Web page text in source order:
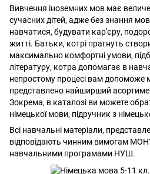
Вивчення іноземних мов має
сучасних дітей, адже без знання
навчатися, будувати кар'єру,
житті. Батьки, котрі прагнуть
максимально комфортні умови,
літературу, котра допомагає в
непростому процесі вам допоможе
представлено найширший
Зокрема, в каталозі ви можете
німецької мови, підручник з
Всі навчальні матеріали,
відповідають чинним вимогам
навчальними програмами НУШ.